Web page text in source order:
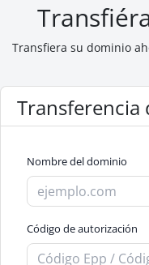
Transfiera su dominio
Nombre del dominio
Código de autorización